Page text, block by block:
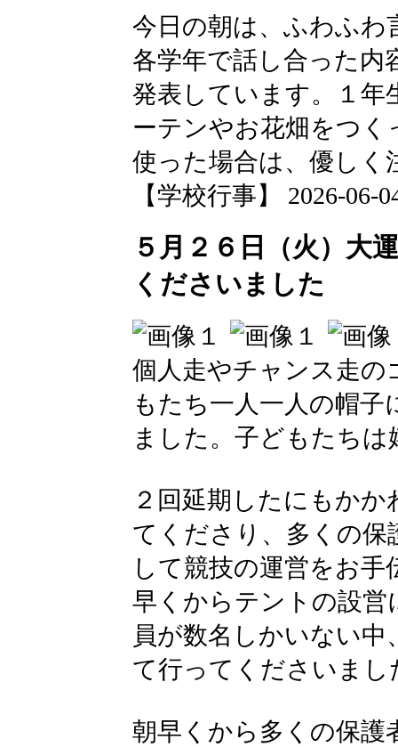
今日の朝は、ふわふわ
各学年で話し合った内
発表しています。１年
ーテンやお花畑をつ
使った場合は、優しく
【学校行事】 2026-06-
５月２６日（火）大
くださいました
個人走やチャンス走の
もたち一人一人の帽
ました。子どもたち
２回延期したにもか
てくださり、多くの
して競技の運営をお
早くからテントの設営
員が数名しかいない
て行ってくださいまし
朝早くから多くの保護